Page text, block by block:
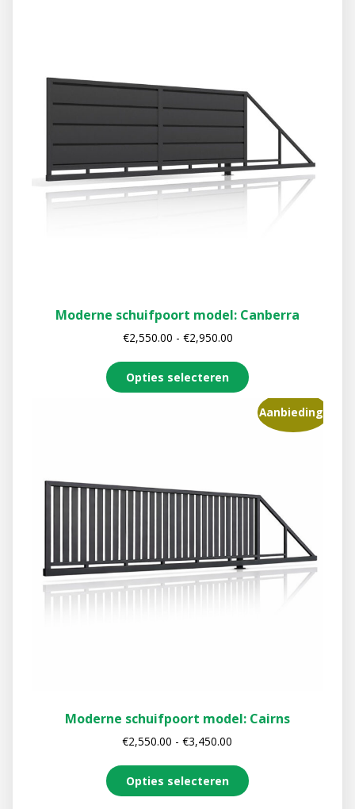
Moderne schuifpoort model: Canberra
€2,550.00 - €2,950.00
Opties selecteren
Aanbieding!
Moderne schuifpoort model: Cairns
€2,550.00 - €3,450.00
Opties selecteren